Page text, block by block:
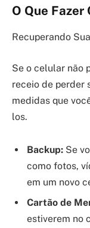
O Que Fazer
Recuperando
Se o celular não
receio de perder
medidas que
los.
Backup: Se
como fotos,
em um novo
Cartão de
estiverem no